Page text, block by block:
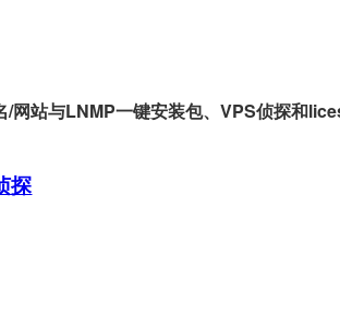
网站与LNMP一键安装包、VPS侦探和
探